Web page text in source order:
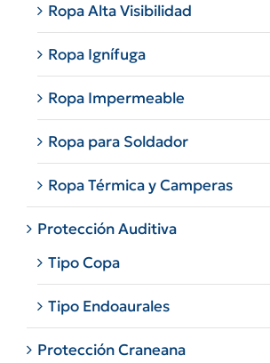
Ropa Alta Visibilidad
Ropa Ignífuga
Ropa Impermeable
Ropa para Soldador
Ropa Térmica y Camperas
Protección Auditiva
Tipo Copa
Tipo Endoaurales
Protección Craneana